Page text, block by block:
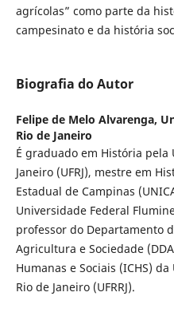
agrícolas” como parte da
campesinato e da história
Biografia do Autor
Felipe de Melo Alvarenga,
Rio de Janeiro
É graduado em História pela
Janeiro (UFRJ), mestre em
Estadual de Campinas
Universidade Federal
professor do Departamento
Agricultura e Sociedade
Humanas e Sociais (ICHS)
Rio de Janeiro (UFRRJ).